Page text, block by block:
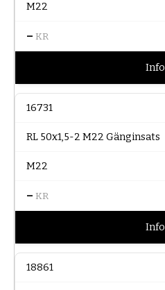
M22
– KR
Info
16731
RL 50x1,5-2 M22 Gänginsats
M22
– KR
Info
18861